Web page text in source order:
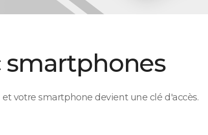
votre smartphone devient une clé d'accès.